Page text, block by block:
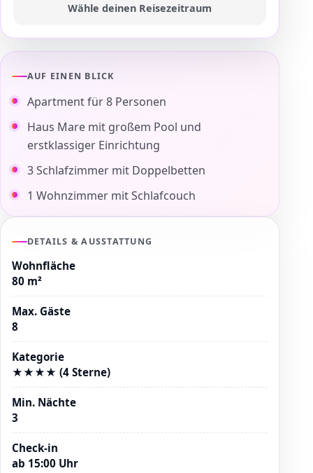
AUF EINEN BLICK
Apartment für 8 Personen
Haus Mare mit großem Pool und
erstklassiger Einrichtung
3 Schlafzimmer mit Doppelbetten
1 Wohnzimmer mit Schlafcouch
DETAILS & AUSSTATTUNG
Wohnfläche
80 m²
Max. Gäste
8
Kategorie
★★★★ (4 Sterne)
Min. Nächte
3
Check-in
ab 15:00 Uhr
Wähle deinen Reisezeitraum